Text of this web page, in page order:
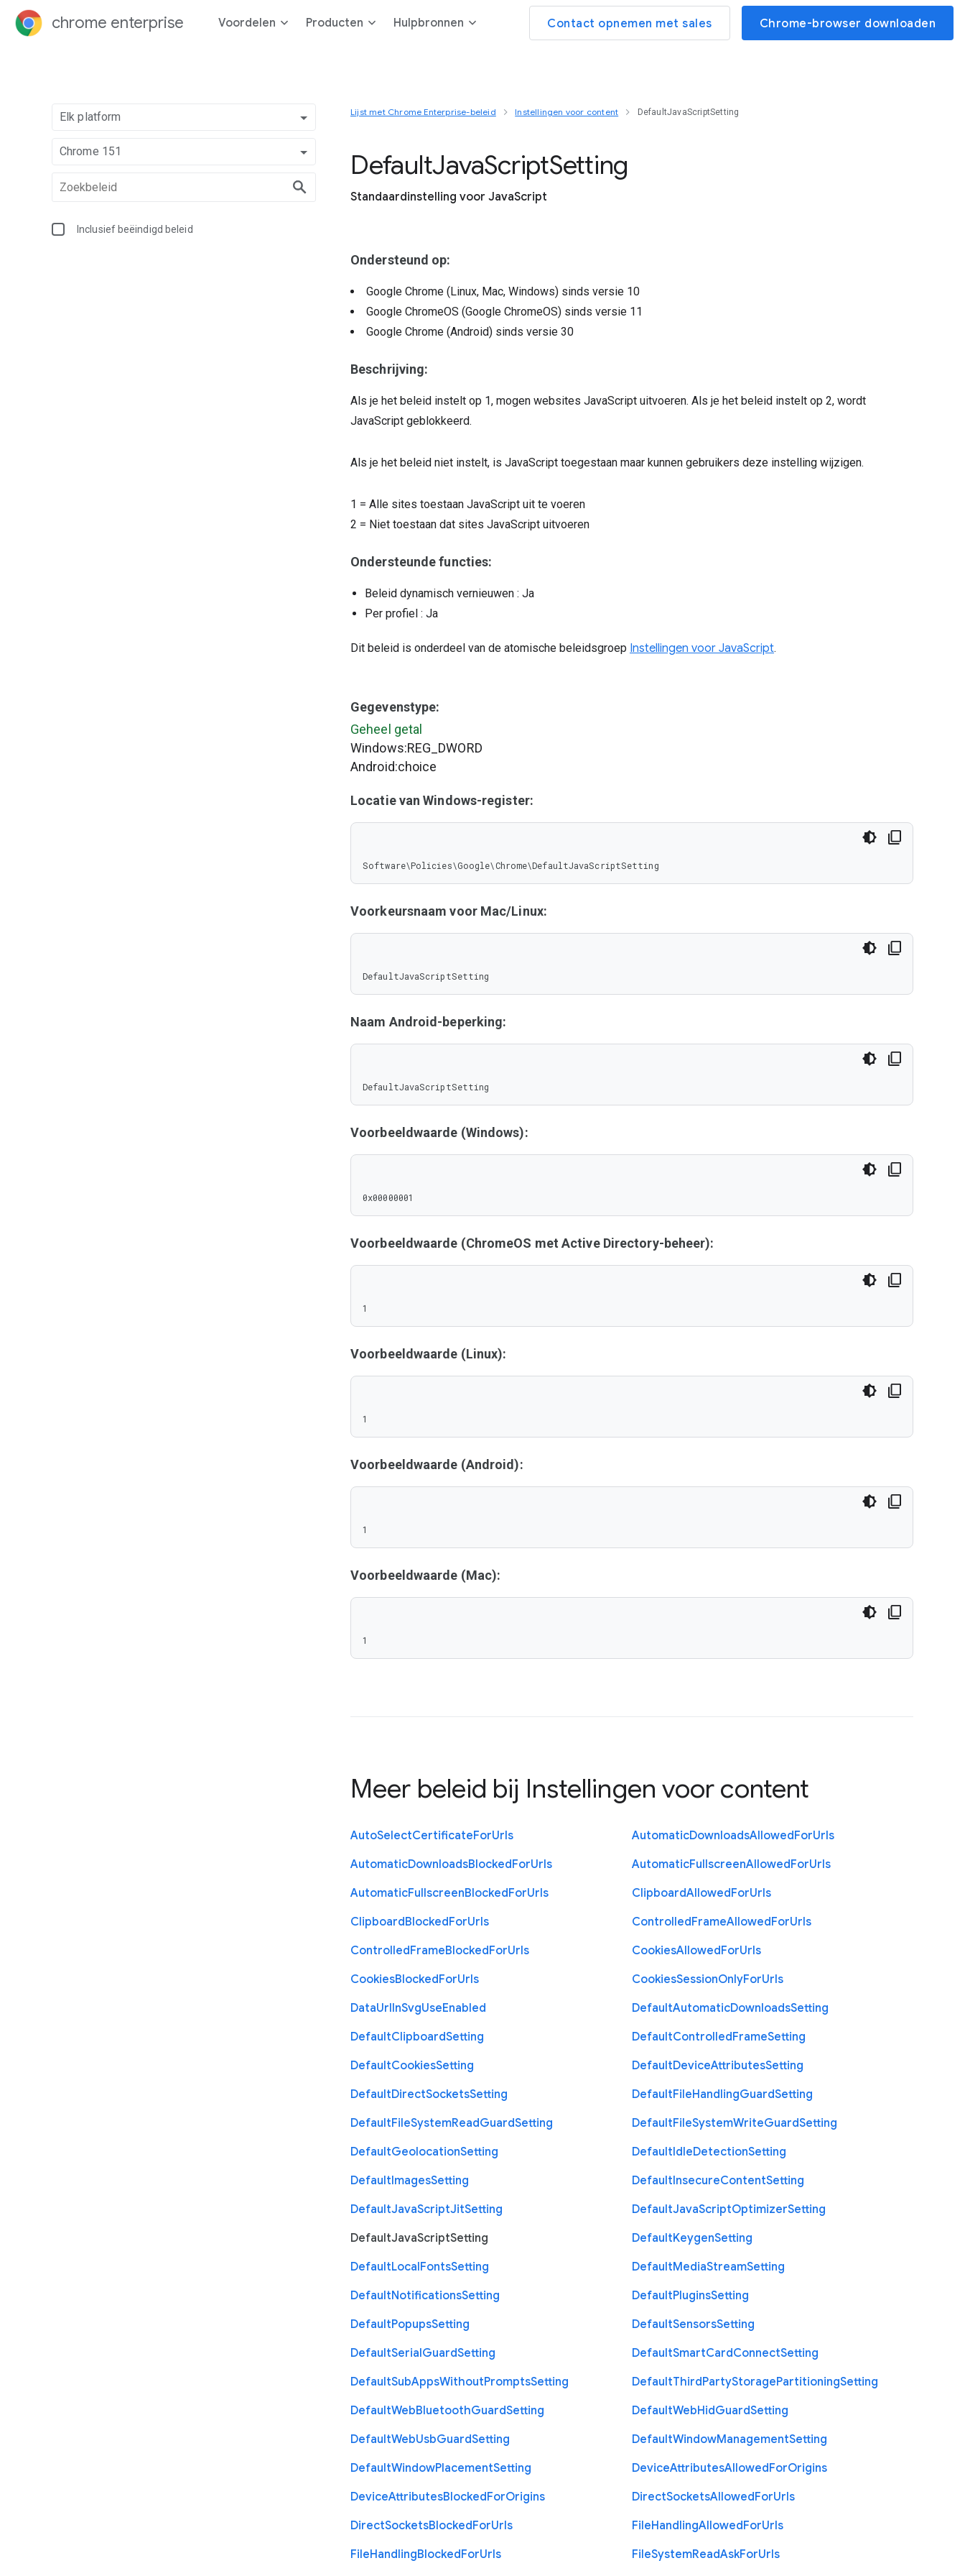
chrome enterprise Voordelen Producten Hulpbronnen Contact opnemen met sales Chrome-browser downloaden
Elk platform
Chrome 151
Inclusief beëindigd beleid
Lijst met Chrome Enterprise-beleid Instellingen voor content DefaultJavaScriptSetting
DefaultJavaScriptSetting
Standaardinstelling voor JavaScript
Ondersteund op:
Google Chrome (Linux, Mac, Windows) sinds versie 10
Google ChromeOS (Google ChromeOS) sinds versie 11
Google Chrome (Android) sinds versie 30
Beschrijving:
Als je het beleid instelt op 1, mogen websites JavaScript uitvoeren. Als je het beleid instelt op 2, wordt
JavaScript geblokkeerd.
Als je het beleid niet instelt, is JavaScript toegestaan maar kunnen gebruikers deze instelling wijzigen.
1 = Alle sites toestaan JavaScript uit te voeren
2 = Niet toestaan dat sites JavaScript uitvoeren
Ondersteunde functies:
Beleid dynamisch vernieuwen : Ja
Per profiel : Ja
Dit beleid is onderdeel van de atomische beleidsgroep Instellingen voor JavaScript.
Gegevenstype:
Geheel getal
Windows:REG_DWORD
Android:choice
Locatie van Windows-register:
Software\Policies\Google\Chrome\DefaultJavaScriptSetting
Voorkeursnaam voor Mac/Linux:
DefaultJavaScriptSetting
Naam Android-beperking:
DefaultJavaScriptSetting
Voorbeeldwaarde (Windows):
0x00000001
Voorbeeldwaarde (ChromeOS met Active Directory-beheer):
1
Voorbeeldwaarde (Linux):
1
Voorbeeldwaarde (Android):
1
Voorbeeldwaarde (Mac):
1
Meer beleid bij Instellingen voor content
AutoSelectCertificateForUrls AutomaticDownloadsAllowedForUrls
AutomaticDownloadsBlockedForUrls AutomaticFullscreenAllowedForUrls
AutomaticFullscreenBlockedForUrls ClipboardAllowedForUrls
ClipboardBlockedForUrls ControlledFrameAllowedForUrls
ControlledFrameBlockedForUrls CookiesAllowedForUrls
CookiesBlockedForUrls CookiesSessionOnlyForUrls
DataUrlInSvgUseEnabled DefaultAutomaticDownloadsSetting
DefaultClipboardSetting DefaultControlledFrameSetting
DefaultCookiesSetting DefaultDeviceAttributesSetting
DefaultDirectSocketsSetting DefaultFileHandlingGuardSetting
DefaultFileSystemReadGuardSetting DefaultFileSystemWriteGuardSetting
DefaultGeolocationSetting DefaultIdleDetectionSetting
DefaultImagesSetting DefaultInsecureContentSetting
DefaultJavaScriptJitSetting DefaultJavaScriptOptimizerSetting
DefaultJavaScriptSetting DefaultKeygenSetting
DefaultLocalFontsSetting DefaultMediaStreamSetting
DefaultNotificationsSetting DefaultPluginsSetting
DefaultPopupsSetting DefaultSensorsSetting
DefaultSerialGuardSetting DefaultSmartCardConnectSetting
DefaultSubAppsWithoutPromptsSetting DefaultThirdPartyStoragePartitioningSetting
DefaultWebBluetoothGuardSetting DefaultWebHidGuardSetting
DefaultWebUsbGuardSetting DefaultWindowManagementSetting
DefaultWindowPlacementSetting DeviceAttributesAllowedForOrigins
DeviceAttributesBlockedForOrigins DirectSocketsAllowedForUrls
DirectSocketsBlockedForUrls FileHandlingAllowedForUrls
FileHandlingBlockedForUrls FileSystemReadAskForUrls